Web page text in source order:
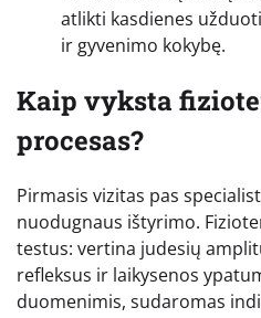
atlikti kasdienes
ir gyvenimo kokybę.
Kaip vyksta
procesas?
Pirmasis vizitas pas
nuodugnaus ištyrimo.
testus: vertina judesių
refleksus ir laikysenos
duomenimis, sudaromas